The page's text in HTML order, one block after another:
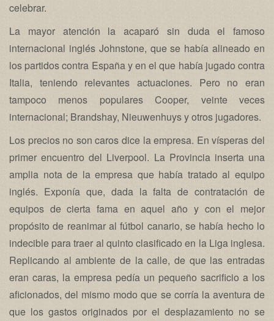
celebrar.
La mayor atención la acaparó sin duda el famoso
internacional inglés Johnstone, que se había alineado en
los partidos contra España y en el que había jugado contra
Italia, teniendo relevantes actuaciones. Pero no eran
tampoco menos populares Cooper, veinte veces
internacional; Brandshay, Nieuwenhuys y otros jugadores.
Los precios no son caros dice la empresa. En vísperas del
primer encuentro del Liverpool. La Provincia inserta una
amplia nota de la empresa que había tratado al equipo
inglés. Exponía que, dada la falta de contratación de
equipos de cierta fama en aquel año y con el mejor
propósito de reanimar al fútbol canario, se había hecho lo
indecible para traer al quinto clasificado en la Liga inglesa.
Replicando al ambiente de la calle, de que las entradas
eran caras, la empresa pedía un pequeño sacrificio a los
aficionados, del mismo modo que se corría la aventura de
que los gastos originados por el desplazamiento no se